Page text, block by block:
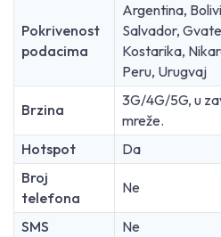
Pokrivenost
podacima
Argentina,
Salvador,
Kostarika,
Peru, Urugvaj
Brzina
3G/4G/5G, u
mreže.
Hotspot
Da
Broj
telefona
Ne
SMS
Ne